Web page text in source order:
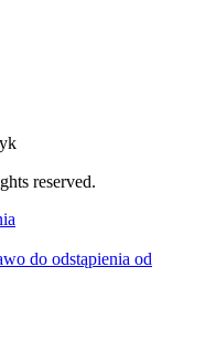
reserved.
do odstąpienia od